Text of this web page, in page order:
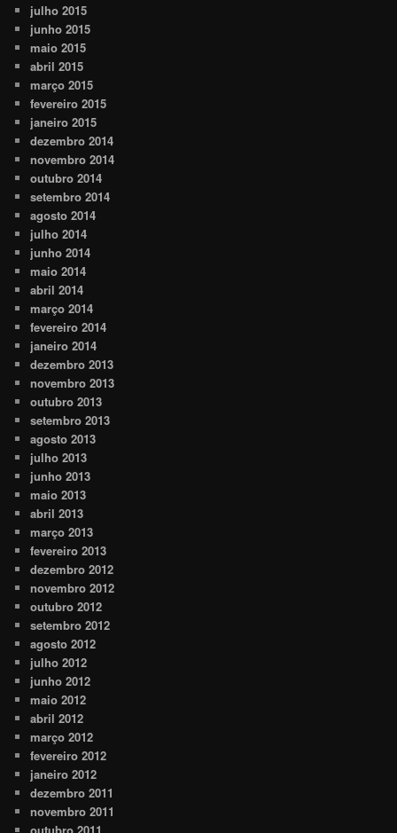
julho 2015
junho 2015
maio 2015
abril 2015
março 2015
fevereiro 2015
janeiro 2015
dezembro 2014
novembro 2014
outubro 2014
setembro 2014
agosto 2014
julho 2014
junho 2014
maio 2014
abril 2014
março 2014
fevereiro 2014
janeiro 2014
dezembro 2013
novembro 2013
outubro 2013
setembro 2013
agosto 2013
julho 2013
junho 2013
maio 2013
abril 2013
março 2013
fevereiro 2013
dezembro 2012
novembro 2012
outubro 2012
setembro 2012
agosto 2012
julho 2012
junho 2012
maio 2012
abril 2012
março 2012
fevereiro 2012
janeiro 2012
dezembro 2011
novembro 2011